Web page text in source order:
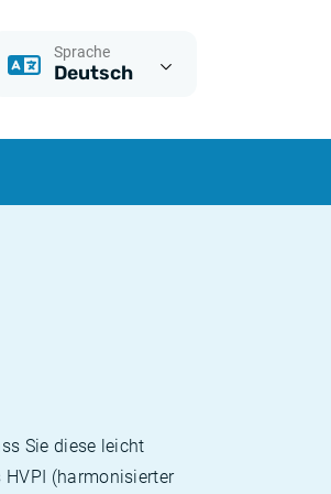
Sprache
Deutsch
Sie diese leicht
(harmonisierter